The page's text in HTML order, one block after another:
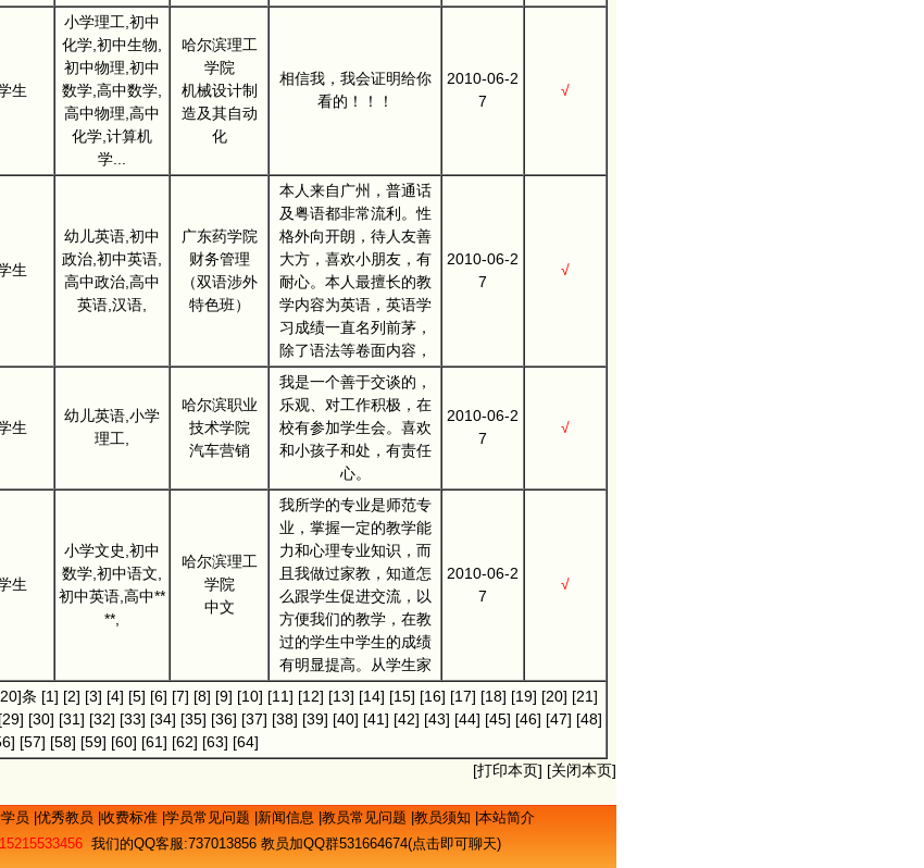
生
小学理工,初中
化学,初中生物,
初中物理,初中
数学,高中数学,
高中物理,高中
化学,计算机
学...
哈尔滨理工
学院
机械设计制
造及其自动
化
相信我，我会证明给你
看的！！！
2010-06-2
7
√
生
幼儿英语,初中
政治,初中英语,
高中政治,高中
英语,汉语,
广东药学院
财务管理
（双语涉外
特色班）
本人来自广州，普通话
及粤语都非常流利。性
格外向开朗，待人友善
大方，喜欢小朋友，有
耐心。本人最擅长的教
学内容为英语，英语学
习成绩一直名列前茅，
除了语法等卷面内容，
2010-06-2
7
√
生
幼儿英语,小学
理工,
哈尔滨职业
技术学院
汽车营销
我是一个善于交谈的，
乐观、对工作积极，在
校有参加学生会。喜欢
和小孩子和处，有责任
心。
2010-06-2
7
√
生
小学文史,初中
数学,初中语文,
初中英语,高中**
**,
哈尔滨理工
学院
中文
我所学的专业是师范专
业，掌握一定的教学能
力和心理专业知识，而
且我做过家教，知道怎
么跟学生促进交流，以
方便我们的教学，在教
过的学生中学生的成绩
有明显提高。从学生家
2010-06-2
7
√
条 [1] [2] [3] [4] [5] [6] [7] [8] [9] [10] [11] [12] [13] [14] [15] [16] [17] [18] [19] [20] [21]
[29] [30] [31] [32] [33] [34] [35] [36] [37] [38] [39] [40] [41] [42] [43] [44] [45] [46] [47] [48]
[57] [58] [59] [60] [61] [62] [63] [64]
[打印本页] [关闭本页]
员 优秀教员 收费标准 学员常见问题 新闻信息 教员常见问题 教员须知 本站简介
15215533456 我们的QQ客服:737013856 教员加QQ群531664674(点击即可聊天)